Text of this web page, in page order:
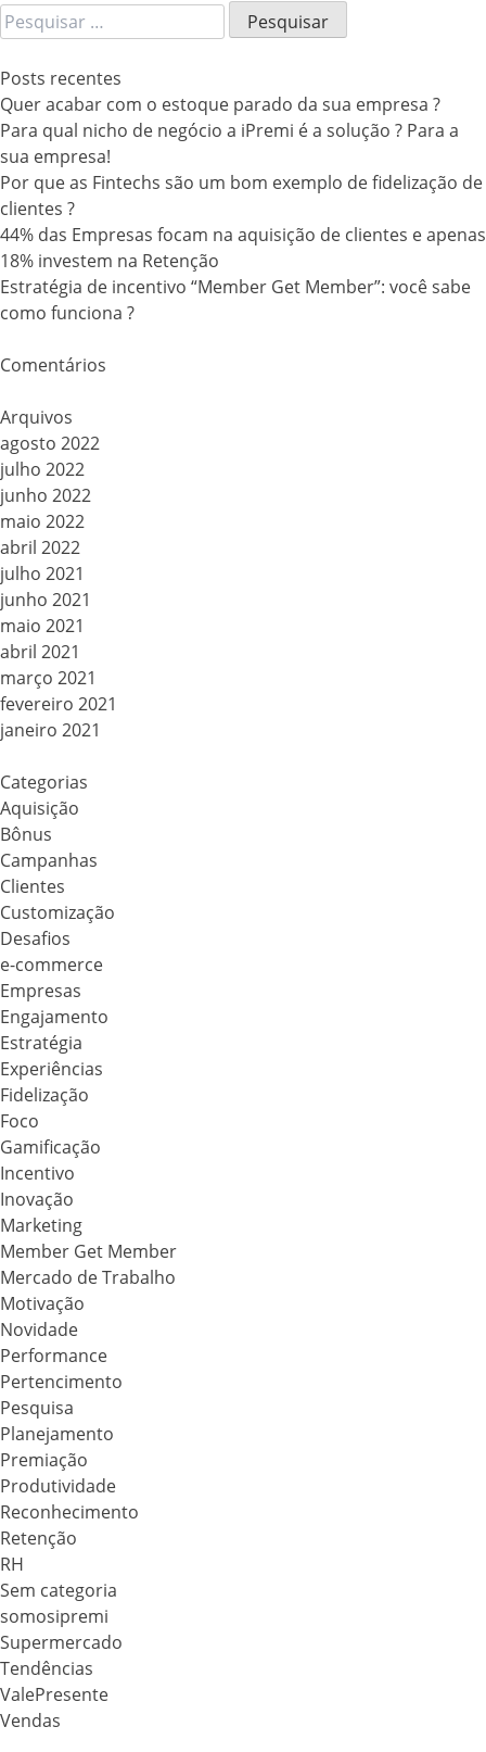
Pesquisar
por:
Posts recentes
Quer acabar com o estoque parado da sua empresa ?
Para qual nicho de negócio a iPremi é a solução ? Para a
sua empresa!
Por que as Fintechs são um bom exemplo de fidelização de
clientes ?
44% das Empresas focam na aquisição de clientes e apenas
18% investem na Retenção
Estratégia de incentivo “Member Get Member”: você sabe
como funciona ?
Comentários
Arquivos
agosto 2022
julho 2022
junho 2022
maio 2022
abril 2022
julho 2021
junho 2021
maio 2021
abril 2021
março 2021
fevereiro 2021
janeiro 2021
Categorias
Aquisição
Bônus
Campanhas
Clientes
Customização
Desafios
e-commerce
Empresas
Engajamento
Estratégia
Experiências
Fidelização
Foco
Gamificação
Incentivo
Inovação
Marketing
Member Get Member
Mercado de Trabalho
Motivação
Novidade
Performance
Pertencimento
Pesquisa
Planejamento
Premiação
Produtividade
Reconhecimento
Retenção
RH
Sem categoria
somosipremi
Supermercado
Tendências
ValePresente
Vendas